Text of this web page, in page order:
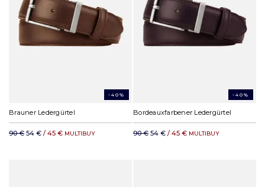
-40%
Brauner Ledergürtel
90 € 54 € / 45 € MULTIBUY
-40%
Bordeauxfarbener Ledergürtel
90 € 54 € / 45 € MULTIBUY